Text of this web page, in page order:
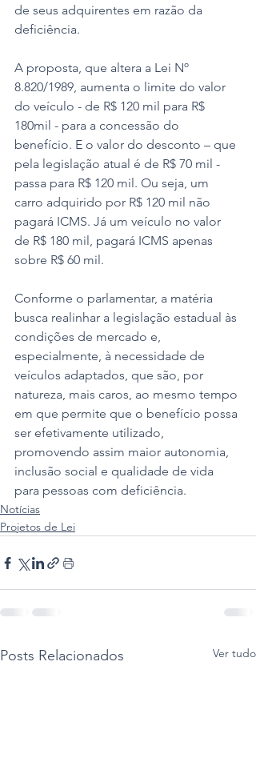
de seus adquirentes em razão da
deficiência.
A proposta, que altera a Lei Nº
8.820/1989, aumenta o limite do valor
do veículo - de R$ 120 mil para R$
180mil - para a concessão do
benefício. E o valor do desconto – que
pela legislação atual é de R$ 70 mil -
passa para R$ 120 mil. Ou seja, um
carro adquirido por R$ 120 mil não
pagará ICMS. Já um veículo no valor
de R$ 180 mil, pagará ICMS apenas
sobre R$ 60 mil.
Conforme o parlamentar, a matéria
busca realinhar a legislação estadual às
condições de mercado e,
especialmente, à necessidade de
veículos adaptados, que são, por
natureza, mais caros, ao mesmo tempo
em que permite que o benefício possa
ser efetivamente utilizado,
promovendo assim maior autonomia,
inclusão social e qualidade de vida
para pessoas com deficiência.
Notícias
Projetos de Lei
Posts Relacionados Ver tudo